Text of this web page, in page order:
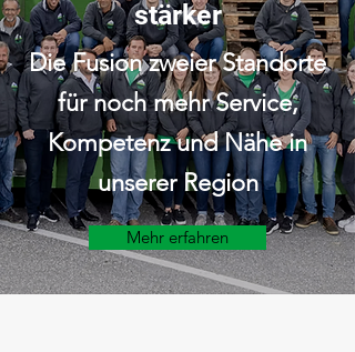
stärker
Die Fusion zweier Standorte
für noch mehr Service,
Kompetenz und Nähe in
unserer Region
Mehr erfahren